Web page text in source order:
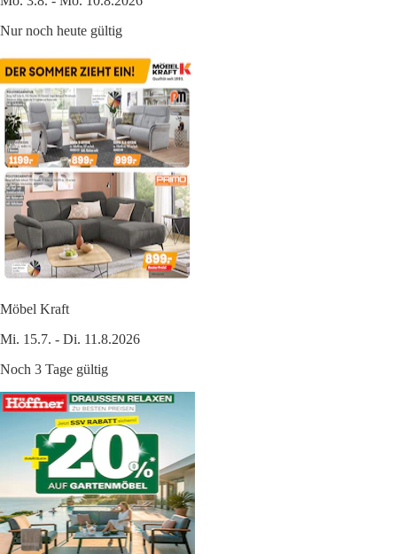
Nur noch heute gültig
Möbel Kraft
Mi. 15.7. - Di. 11.8.2026
Noch 3 Tage gültig